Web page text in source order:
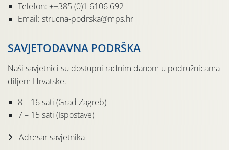
Telefon: ++385 (0)1 6106 692
Email: strucna-podrska@mps.hr
SAVJETODAVNA PODRŠKA
Naši savjetnici su dostupni radnim danom u podružnicama
diljem Hrvatske.
8 – 16 sati (Grad Zagreb)
7 – 15 sati (Ispostave)
Adresar savjetnika